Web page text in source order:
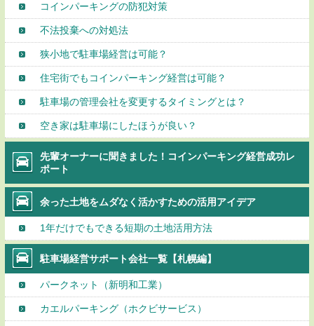
コインパーキングの防犯対策
不法投棄への対処法
狭小地で駐車場経営は可能？
住宅街でもコインパーキング経営は可能？
駐車場の管理会社を変更するタイミングとは？
空き家は駐車場にしたほうが良い？
先輩オーナーに聞きました！コインパーキング経営成功レ
ポート
余った土地をムダなく活かすための活用アイデア
1年だけでもできる短期の土地活用方法
駐車場経営サポート会社一覧【札幌編】
パークネット（新明和工業）
カエルパーキング（ホクビサービス）